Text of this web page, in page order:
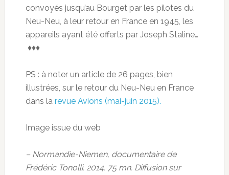
convoyés jusqu’au Bourget par les pilotes du
Neu-Neu, à leur retour en France en 1945, les
appareils ayant été offerts par Joseph Staline…
♦♦♦
PS : à noter un article de 26 pages, bien
illustrées, sur le retour du Neu-Neu en France
dans la revue Avions (mai-juin 2015).
Image issue du web
– Normandie-Niemen, documentaire de
Frédéric Tonolli. 2014. 75 mn. Diffusion sur